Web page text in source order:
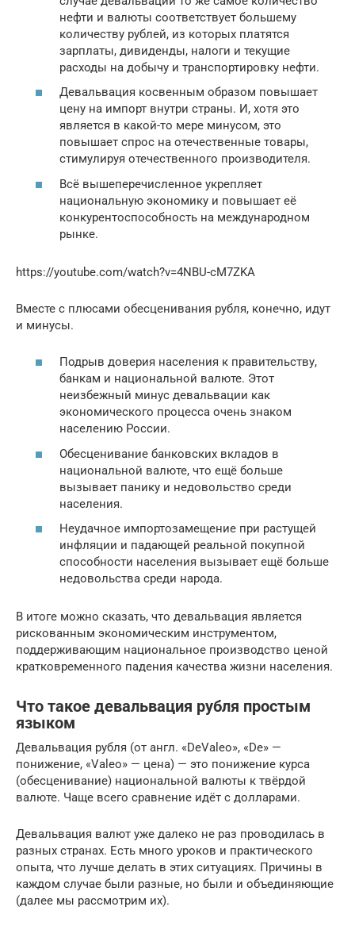
нефти и валюты соответствует большему
количеству рублей, из которых платятся
зарплаты, дивиденды, налоги и текущие
расходы на добычу и транспортировку нефти.
Девальвация косвенным образом повышает
цену на импорт внутри страны. И, хотя это
является в какой-то мере минусом, это
повышает спрос на отечественные товары,
стимулируя отечественного производителя.
Всё вышеперечисленное укрепляет
национальную экономику и повышает её
конкурентоспособность на международном
рынке.
https://youtube.com/watch?v=4NBU-cM7ZKA
Вместе с плюсами обесценивания рубля, конечно, идут
и минусы.
Подрыв доверия населения к правительству,
банкам и национальной валюте. Этот
неизбежный минус девальвации как
экономического процесса очень знаком
населению России.
Обесценивание банковских вкладов в
национальной валюте, что ещё больше
вызывает панику и недовольство среди
населения.
Неудачное импортозамещение при растущей
инфляции и падающей реальной покупной
способности населения вызывает ещё больше
недовольства среди народа.
В итоге можно сказать, что девальвация является
рискованным экономическим инструментом,
поддерживающим национальное производство ценой
кратковременного падения качества жизни населения.
Что такое девальвация рубля простым
языком
Девальвация рубля (от англ. «DeValeo», «De» —
понижение, «Valeo» — цена) — это понижение курса
(обесценивание) национальной валюты к твёрдой
валюте. Чаще всего сравнение идёт с долларами.
Девальвация валют уже далеко не раз проводилась в
разных странах. Есть много уроков и практического
опыта, что лучше делать в этих ситуациях. Причины в
каждом случае были разные, но были и объединяющие
(далее мы рассмотрим их).